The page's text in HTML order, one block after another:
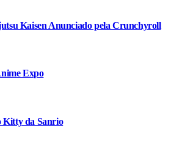
Kaisen Anunciado pela Crunchyroll
Expo
Kitty da Sanrio